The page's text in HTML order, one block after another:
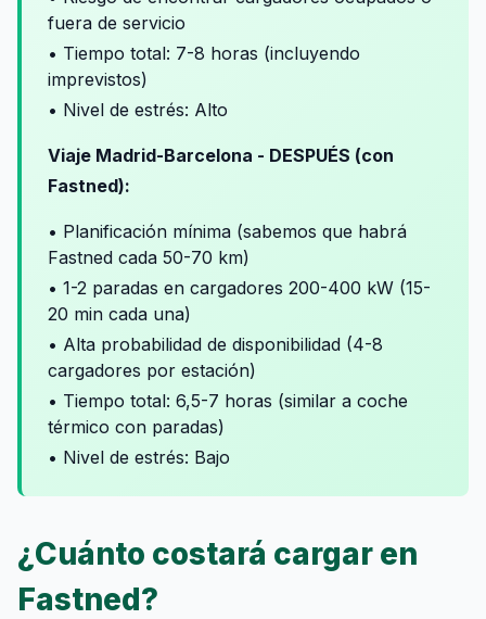
fuera de servicio
• Tiempo total: 7-8 horas (incluyendo
imprevistos)
• Nivel de estrés: Alto
Viaje Madrid-Barcelona - DESPUÉS (con
Fastned):
• Planificación mínima (sabemos que habrá
Fastned cada 50-70 km)
• 1-2 paradas en cargadores 200-400 kW (15-
20 min cada una)
• Alta probabilidad de disponibilidad (4-8
cargadores por estación)
• Tiempo total: 6,5-7 horas (similar a coche
térmico con paradas)
• Nivel de estrés: Bajo
¿Cuánto costará cargar en
Fastned?